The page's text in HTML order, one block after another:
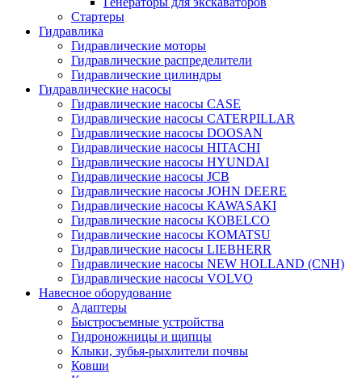
Стартеры
Гидравлика
Гидравлические моторы
Гидравлические распределители
Гидравлические цилиндры
Гидравлические насосы
Гидравлические насосы CASE
Гидравлические насосы CATERPILLAR
Гидравлические насосы DOOSAN
Гидравлические насосы HITACHI
Гидравлические насосы HYUNDAI
Гидравлические насосы JCB
Гидравлические насосы JOHN DEERE
Гидравлические насосы KAWASAKI
Гидравлические насосы KOBELCO
Гидравлические насосы KOMATSU
Гидравлические насосы LIEBHERR
Гидравлические насосы NEW HOLLAND (CNH)
Гидравлические насосы VOLVO
Навесное оборудование
Адаптеры
Быстросъемные устройства
Гидроножницы и щипцы
Клыки, зубья-рыхлители почвы
Ковши